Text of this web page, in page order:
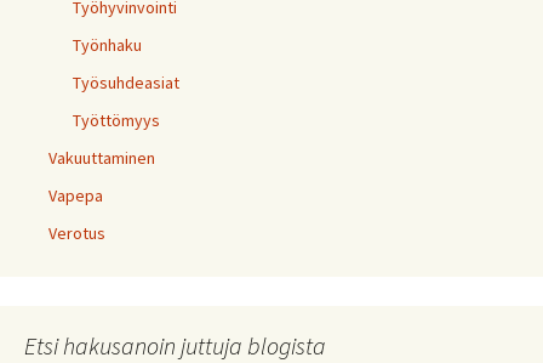
Työhyvinvointi
Työnhaku
Työsuhdeasiat
Työttömyys
Vakuuttaminen
Vapepa
Verotus
Etsi hakusanoin juttuja blogista